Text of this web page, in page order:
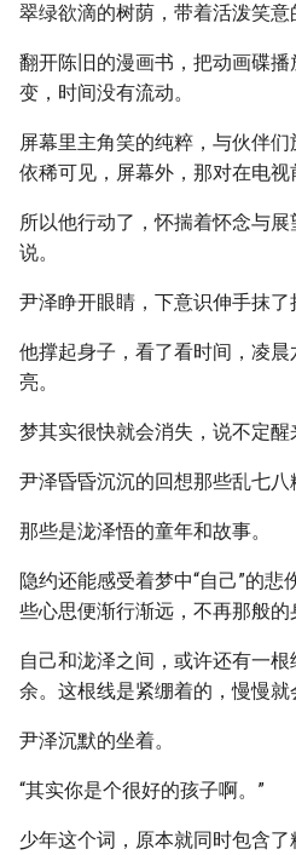
翠绿欲滴的树荫，带着活泼笑意
翻开陈旧的漫画书，把动画碟
变，时间没有流动。
屏幕里主角笑的纯粹，与伙伴们
依稀可见，屏幕外，那对在电视
所以他行动了，怀揣着怀念与
说。
尹泽睁开眼睛，下意识伸手抹了
他撑起身子，看了看时间，凌
亮。
梦其实很快就会消失，说不定醒
尹泽昏昏沉沉的回想那些乱七八
那些是泷泽悟的童年和故事。
隐约还能感受着梦中“自己”的
些心思便渐行渐远，不再那般的
自己和泷泽之间，或许还有一
余。这根线是紧绷着的，慢慢就
尹泽沉默的坐着。
“其实你是个很好的孩子啊。”
少年这个词，原本就同时包含了